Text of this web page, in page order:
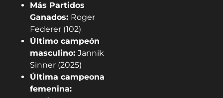
Más Partidos
Ganados: Roger
Federer (102)
Último campeón
masculino: Jannik
Sinner (2025)
Última campeona
femenina: